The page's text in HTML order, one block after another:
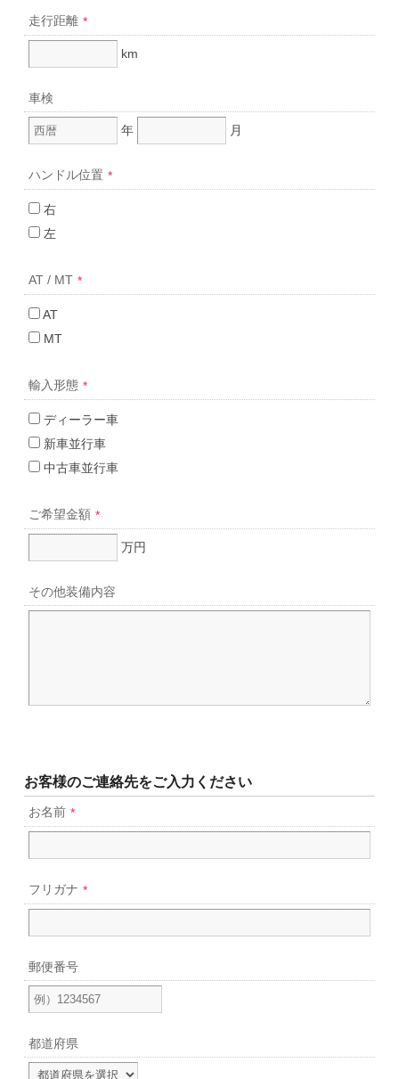
走行距離 *
km
車検
年 月
ハンドル位置 *
右
左
AT / MT *
AT
MT
輸入形態 *
ディーラー車
新車並行車
中古車並行車
ご希望金額 *
万円
その他装備内容
お客様のご連絡先をご入力ください
お名前 *
フリガナ *
郵便番号
都道府県